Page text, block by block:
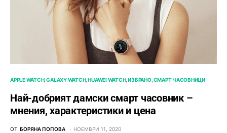
APPLE WATCH GALAXY WATCH HUAWEI WATCH ИЗБРАНО СМАРТ ЧАСОВНИЦИ
Най-добрият дамски смарт часовник –
мнения, характеристики и цена
ОТ БОРЯНА ПОПОВА НОЕМВРИ 11, 2020